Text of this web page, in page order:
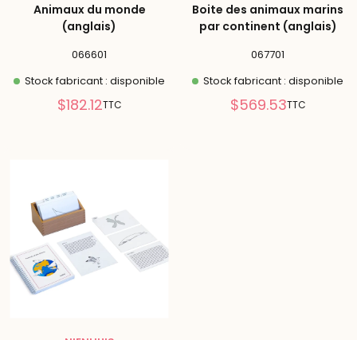
Animaux du monde
(anglais)
066601
Stock fabricant : disponible
Prix
$182.12TTC
Boite des animaux marins
par continent (anglais)
067701
Stock fabricant : disponible
Prix
$569.53TTC